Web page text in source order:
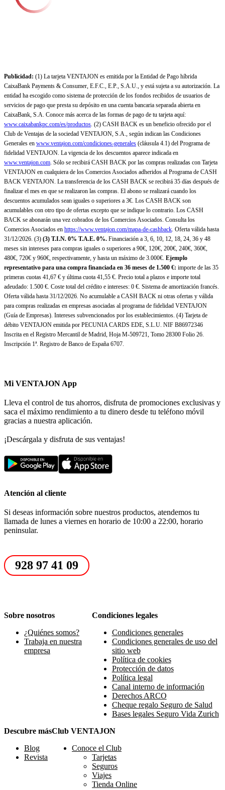
Publicidad: (1) La tarjeta VENTAJON es emitida por la Entidad de Pago híbrida
CaixaBank Payments & Consumer, E.F.C., E.P., S.A.U., y está sujeta a su autorización. La
entidad ha escogido como sistema de protección de los fondos recibidos de usuarios de
servicios de pago que presta su depósito en una cuenta bancaria separada abierta en
CaixaBank, S.A. Conoce más acerca de las formas de pago de tu tarjeta aquí:
www.caixabankpc.com/es/productos. (2) CASH BACK es un beneficio ofrecido por el
Club de Ventajas de la sociedad VENTAJON, S.A., según indican las Condiciones
Generales en www.ventajon.com/condiciones-generales (cláusula 4.1) del Programa de
fidelidad VENTAJON. La vigencia de los descuentos aparece indicada en
www.ventajon.com. Sólo se recibirá CASH BACK por las compras realizadas con Tarjeta
VENTAJON en cualquiera de los Comercios Asociados adheridos al Programa de CASH
BACK VENTAJON. La transferencia de los CASH BACK se recibirá 35 días después de
finalizar el mes en que se realizaron las compras. El abono se realizará cuando los
descuentos acumulados sean iguales o superiores a 3€. Los CASH BACK son
acumulables con otro tipo de ofertas excepto que se indique lo contrario. Los CASH
BACK se abonarán una vez cobrados de los Comercios Asociados. Consulta los
Comercios Asociados en https://www.ventajon.com/mapa-de-cashback. Oferta válida hasta
31/12/2026. (3) (3) T.I.N. 0% T.A.E. 0%. Financiación a 3, 6, 10, 12, 18, 24, 36 y 48
meses sin intereses para compras iguales o superiores a 90€, 120€, 200€, 240€, 360€,
480€, 720€ y 960€, respectivamente, y hasta un máximo de 3.000€. Ejemplo
representativo para una compra financiada en 36 meses de 1.500 €: importe de las 35
primeras cuotas 41,67 € y última cuota 41,55 €. Precio total a plazos e importe total
adeudado: 1.500 €. Coste total del crédito e intereses: 0 €. Sistema de amortización francés.
Oferta válida hasta 31/12/2026. No acumulable a CASH BACK ni otras ofertas y válida
para compras realizadas en empresas asociadas al programa de fidelidad VENTAJON
(Guía de Empresas). Intereses subvencionados por los establecimientos. (4) Tarjeta de
débito VENTAJON emitida por PECUNIA CARDS EDE, S.L.U. NIF B86972346
Inscrita en el Registro Mercantil de Madrid, Hoja M-509721, Tomo 28300 Folio 26.
Inscripción 1ª. Registro de Banco de España 6707.
Mi VENTAJON App
Lleva el control de tus ahorros, disfruta de promociones exclusivas y
saca el máximo rendimiento a tu dinero desde tu teléfono móvil
gracias a nuestra aplicación.
¡Descárgala y disfruta de sus ventajas!
Atención al cliente
Si deseas información sobre nuestros productos, atendemos tu
llamada de lunes a viernes en horario de 10:00 a 22:00, horario
peninsular.
928 97 41 09
Sobre nosotros
¿Quiénes somos?
Trabaja en nuestra
empresa
Condiciones legales
Condiciones generales
Condiciones generales de uso del
sitio web
Política de cookies
Protección de datos
Política legal
Canal interno de información
Derechos ARCO
Cheque regalo Seguro de Salud
Bases legales Seguro Vida Zurich
Descubre más
Blog
Revista
Club VENTAJON
Conoce el Club
Tarjetas
Seguros
Viajes
Tienda Online